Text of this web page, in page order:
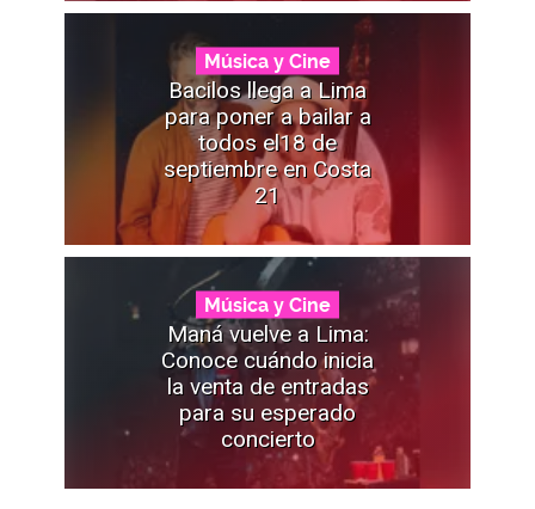
Música y Cine
Bacilos llega a Lima
para poner a bailar a
todos el18 de
septiembre en Costa
21
Música y Cine
Maná vuelve a Lima:
Conoce cuándo inicia
la venta de entradas
para su esperado
concierto